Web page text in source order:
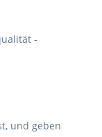
-
und geben